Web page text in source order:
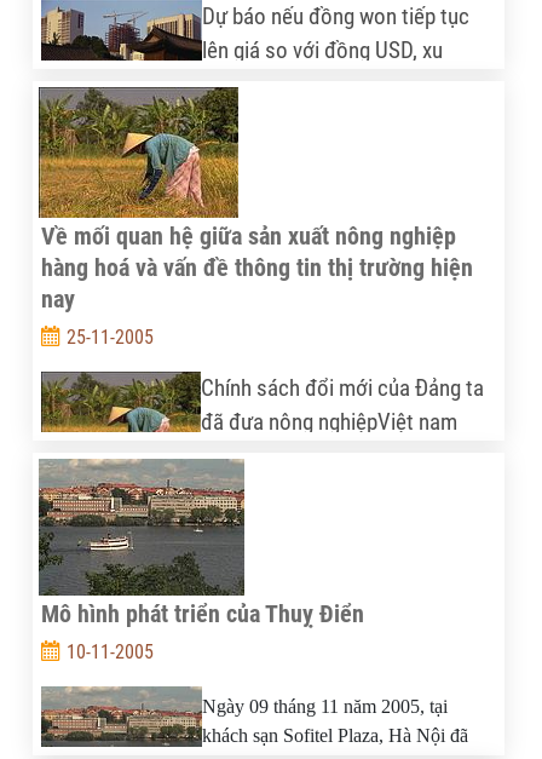
Dự báo nếu đồng won tiếp tục
lên giá so với đồng USD, xu
hướng tiêu dung yếu của thị
trường xuất khẩu và trong nước
sẽ ảnh hưởng không tốt tới tăng trưởng kinh tế và
xuất khẩu của Hàn Quốc, nền kinh tế lớn thứ 10 thế
giới. Dự báo cả năm 2005 tốc độ tăng trưởng GDP
tiếp tục giảm còn 3% và thậm chí xuống thấp tới
2% trong năm tới.
Về mối quan hệ giữa sản xuất nông nghiệp
hàng hoá và vấn đề thông tin thị trường hiện
nay
25-11-2005
Chính sách đổi mới của Đảng ta
đã đưa nông nghiệpViệt nam
thoát khỏi con đường sản xuất
tự cấp, tự túc để bước vào con đường sản xuất
nông nghiệp hàng hoá với những thành công đáng
kể trong thập kỷ 90. Sản lượng xuất khẩu nhiều
mặt hàng nông sản đứng hạng nhất nhì thế giới
như gạo, cà phê, hồ tiêu… đã đóng góp phần đáng
kể vào tăng trưởng kinh tế của đất nước.
Mô hình phát triển của Thuỵ Điển
10-11-2005
Ngày 09 tháng 11 năm 2005, tại
khách sạn Sofitel Plaza, Hà Nội đã